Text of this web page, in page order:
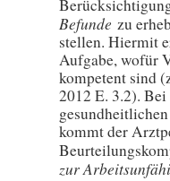
Befunde zu
stellen. Hiermit
Aufgabe, wofür
kompetent sind
2012 E. 3.2).
kommt der
zur